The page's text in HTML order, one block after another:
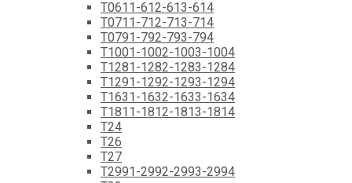
T0611-612-613-614
T0711-712-713-714
T0791-792-793-794
T1001-1002-1003-1004
T1281-1282-1283-1284
T1291-1292-1293-1294
T1631-1632-1633-1634
T1811-1812-1813-1814
T24
T26
T27
T2991-2992-2993-2994